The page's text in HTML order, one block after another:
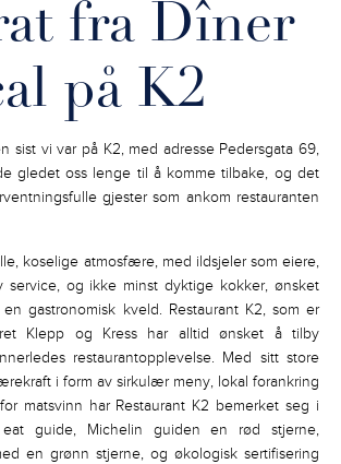
fra Dîner
på K2
sist vi var på K2, med adresse Pedersgata 69,
gledet oss lenge til å komme tilbake, og det
gjester som ankom restauranten
koselige atmosfære, med ildsjeler som eiere,
service, og ikke minst dyktige kokker, ønsket
gastronomisk kveld. Restaurant K2, som er
Klepp og Kress har alltid ønsket å tilby
restaurantopplevelse. Med sitt store
i form av sirkulær meny, lokal forankring
matsvinn har Restaurant K2 bemerket seg i
guide, Michelin guiden en rød stjerne,
en grønn stjerne, og økologisk sertifisering